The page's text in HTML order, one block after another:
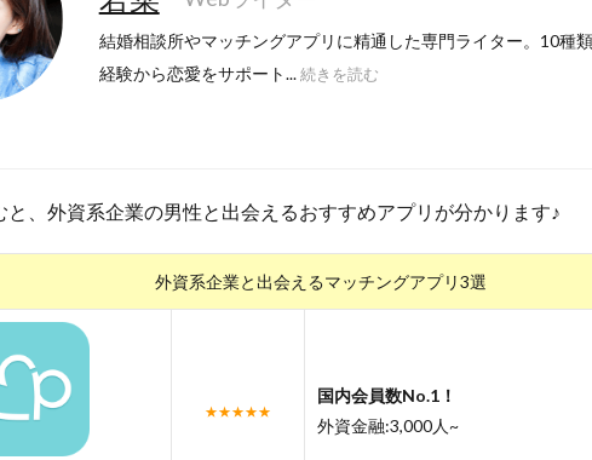
結婚相談所やマッチングアプリに精通した専門ライター。10種
経験から恋愛をサポート... 続きを読む
と、外資系企業の男性と出会えるおすすめアプリが分かります♪
外資系企業と出会えるマッチングアプリ3選
★★★★★
国内会員数No.1！
外資金融:3,000人~